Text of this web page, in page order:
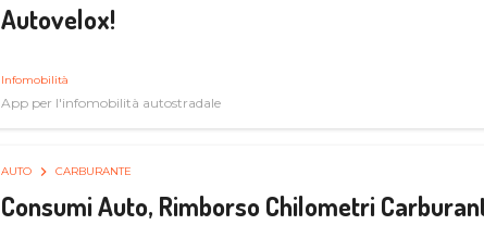
Autovelox!
Infomobilità
App per l'infomobilità autostradale
AUTO CARBURANTE
Consumi Auto, Rimborso Chilometri